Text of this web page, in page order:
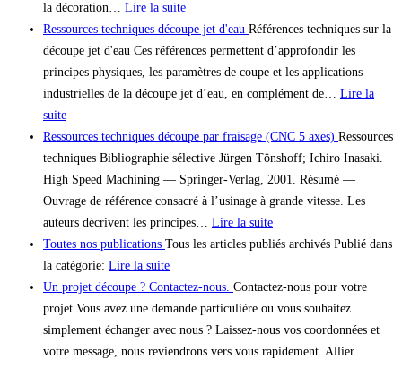
la décoration…
Lire la suite
Ressources techniques découpe jet d'eau Références techniques sur la
découpe jet d'eau Ces références permettent d’approfondir les
principes physiques, les paramètres de coupe et les applications
industrielles de la découpe jet d’eau, en complément de…
Lire la
suite
Ressources techniques découpe par fraisage (CNC 5 axes) Ressources
techniques Bibliographie sélective Jürgen Tönshoff; Ichiro Inasaki.
High Speed Machining — Springer-Verlag, 2001. Résumé —
Ouvrage de référence consacré à l’usinage à grande vitesse. Les
auteurs décrivent les principes…
Lire la suite
Toutes nos publications Tous les articles publiés archivés Publié dans
la catégorie: Lire la suite
Un projet découpe ? Contactez-nous. Contactez-nous pour votre
projet Vous avez une demande particulière ou vous souhaitez
simplement échanger avec nous ? Laissez-nous vos coordonnées et
votre message, nous reviendrons vers vous rapidement. Allier